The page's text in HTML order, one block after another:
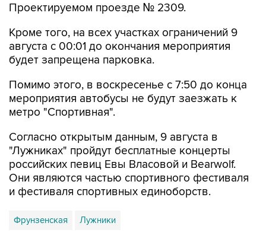
Проектируемом проезде № 2309.
Кроме того, на всех участках ограничений 9
августа с 00:01 до окончания мероприятия
будет запрещена парковка.
Помимо этого, в воскресенье с 7:50 до конца
мероприятия автобусы не будут заезжать к
метро "Спортивная".
Согласно открытым данным, 9 августа в
"Лужниках" пройдут бесплатные концерты
российских певиц Евы Власовой и Bearwolf.
Они являются частью спортивного фестиваля
и фестиваля спортивных единоборств.
Фрунзенская Лужники